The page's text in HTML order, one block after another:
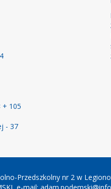
+ 105
- 37
Przedszkolny nr 2 w